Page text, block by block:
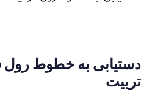
دستیابی به خطوط رول
تربیت